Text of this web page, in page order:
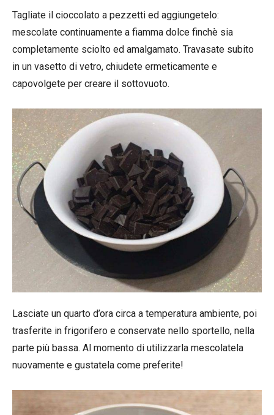
Tagliate il cioccolato a pezzetti ed aggiungetelo:
mescolate continuamente a fiamma dolce finchè sia
completamente sciolto ed amalgamato. Travasate subito
in un vasetto di vetro, chiudete ermeticamente e
capovolgete per creare il sottovuoto.
Lasciate un quarto d’ora circa a temperatura ambiente, poi
trasferite in frigorifero e conservate nello sportello, nella
parte più bassa. Al momento di utilizzarla mescolatela
nuovamente e gustatela come preferite!